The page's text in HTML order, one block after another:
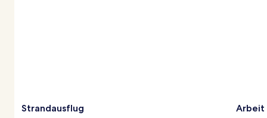
Strandausflug Arbeit